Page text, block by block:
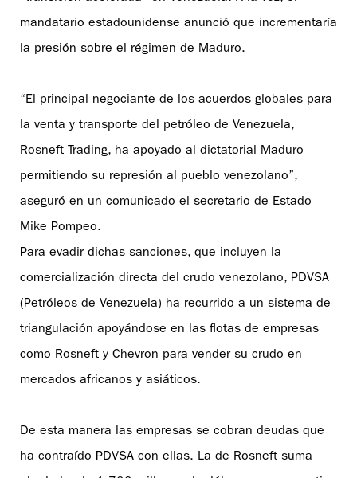
mandatario estadounidense anunció que incrementaría
la presión sobre el régimen de Maduro.
“El principal negociante de los acuerdos globales para
la venta y transporte del petróleo de Venezuela,
Rosneft Trading, ha apoyado al dictatorial Maduro
permitiendo su represión al pueblo venezolano”,
aseguró en un comunicado el secretario de Estado
Mike Pompeo.
Para evadir dichas sanciones, que incluyen la
comercialización directa del crudo venezolano, PDVSA
(Petróleos de Venezuela) ha recurrido a un sistema de
triangulación apoyándose en las flotas de empresas
como Rosneft y Chevron para vender su crudo en
mercados africanos y asiáticos.
De esta manera las empresas se cobran deudas que
ha contraído PDVSA con ellas. La de Rosneft suma